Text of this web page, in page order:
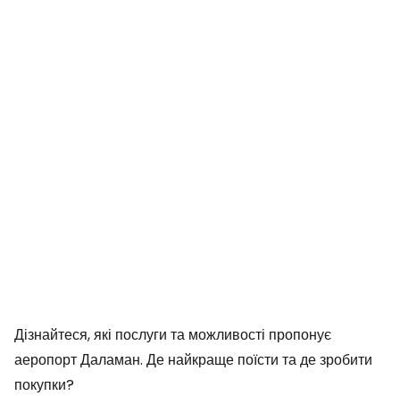
Дізнайтеся, які послуги та можливості пропонує
аеропорт Даламан. Де найкраще поїсти та де зробити
покупки?